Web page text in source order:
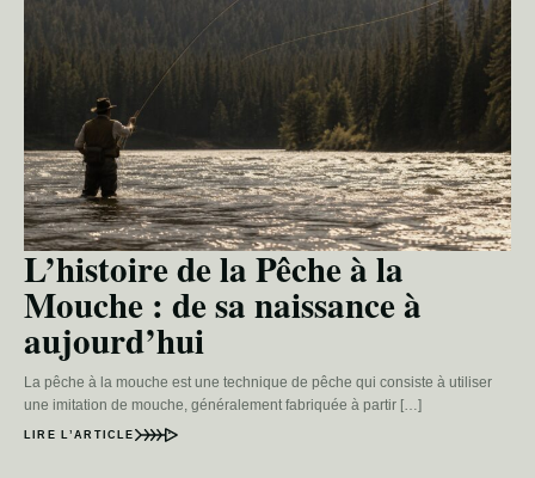
L’histoire de la Pêche à la
Mouche : de sa naissance à
aujourd’hui
La pêche à la mouche est une technique de pêche qui consiste à utiliser
une imitation de mouche, généralement fabriquée à partir […]
LIRE L’ARTICLE